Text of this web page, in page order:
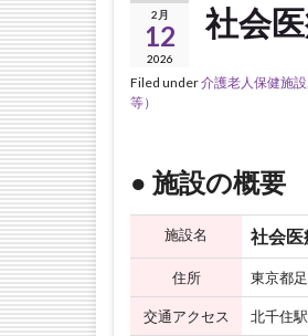
2月
12
2026
社会
Filed under介護老人保健施設
等）
● 施設の概要
施設名 社会
住所 東京都
交通アクセス 北千住